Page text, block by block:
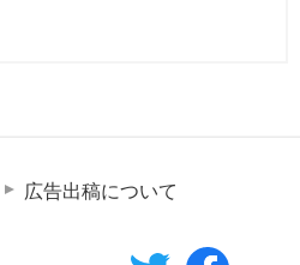
広告出稿について